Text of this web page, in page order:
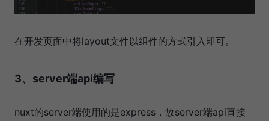
在开发页面中将layout文件以组件的方式引入即可。
3、server端api编写
nuxt的server端使用的是express，故server端api直接